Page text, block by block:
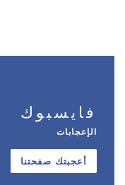
فايسبوك
الإعجابات
أعجبتك صفحتنا